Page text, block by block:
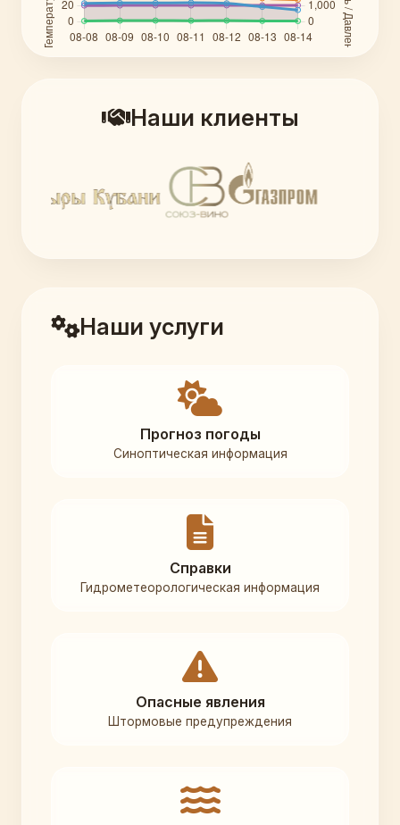
Наши клиенты
Наши услуги
Прогноз погоды
Синоптическая информация
Справки
Гидрометеорологическая информация
Опасные явления
Штормовые предупреждения